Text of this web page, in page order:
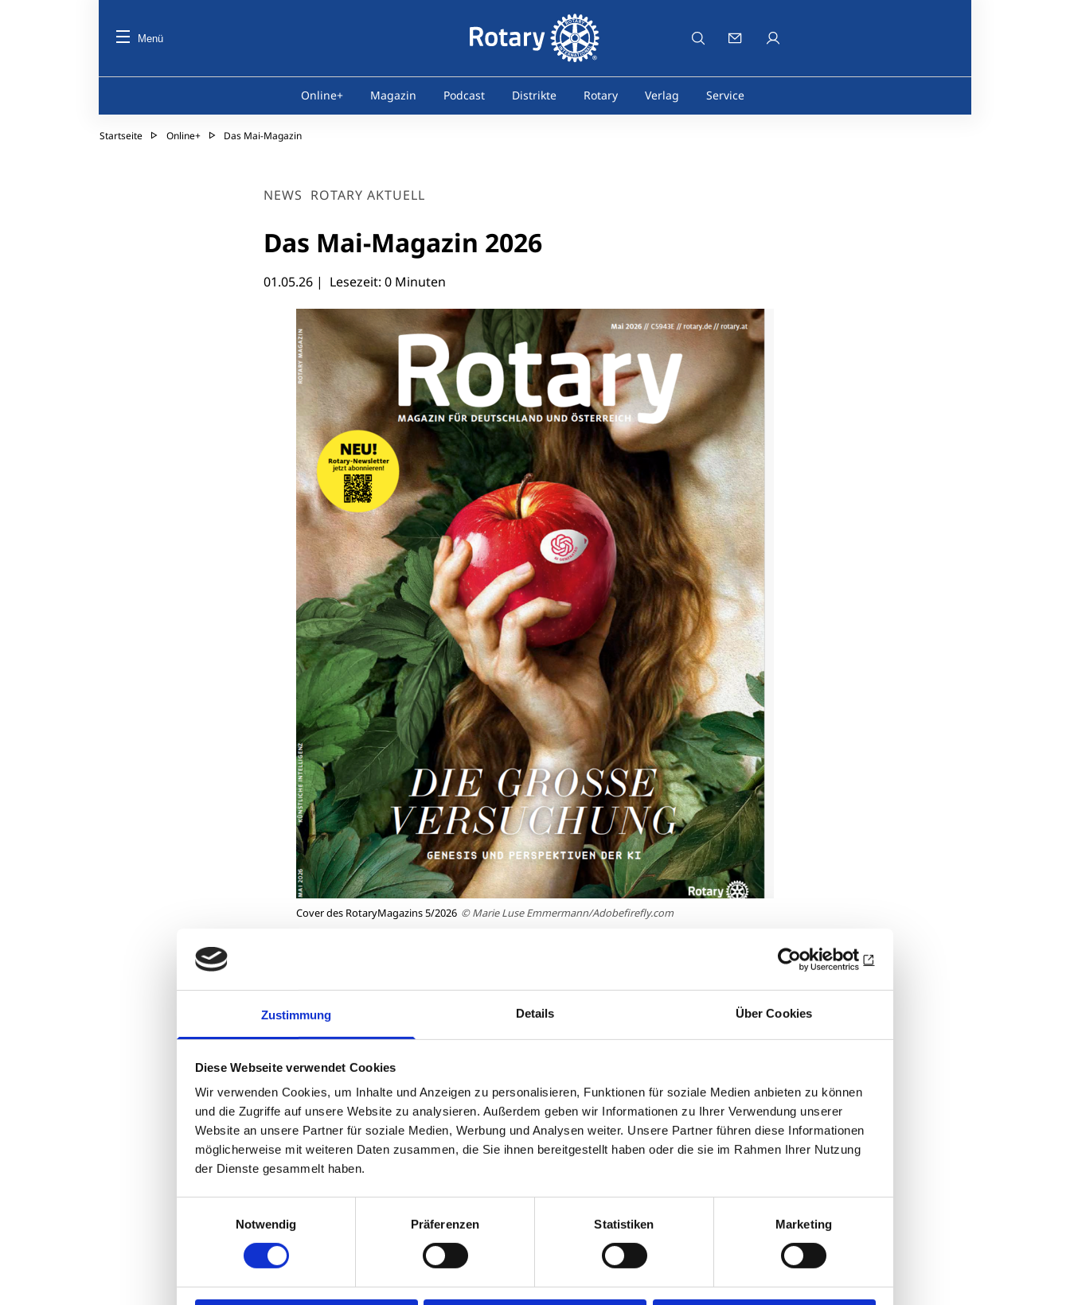
Zustimmung Details Über Cookies
Diese Webseite verwendet Cookies
Wir verwenden Cookies, um Inhalte und Anzeigen zu personalisieren, Funktionen für soziale Medien anbieten zu können
und die Zugriffe auf unsere Website zu analysieren. Außerdem geben wir Informationen zu Ihrer Verwendung unserer
Website an unsere Partner für soziale Medien, Werbung und Analysen weiter. Unsere Partner führen diese Informationen
möglicherweise mit weiteren Daten zusammen, die Sie ihnen bereitgestellt haben oder die sie im Rahmen Ihrer Nutzung
der Dienste gesammelt haben.
Notwendig
Präferenzen Statistiken Marketing
Menü
Online+ Magazin Podcast Distrikte Rotary Verlag Service
Startseite Online+ Das Mai-Magazin
NEWS ROTARY AKTUELL
Das Mai-Magazin 2026
01.05.26| Lesezeit: 0 Minuten
Cover des RotaryMagazins 5/2026 © Marie Luse Emmermann/Adobefirefly.com
Das Mai-Magazin birgt noch einen kleinen Fehler in Sachen E-Paper. Sie können das
aktuelle E-Papers daher hier lesen.
Das umfangreiche Angebot der Webseite
erreichen. Wir arbeiten schnellstmöglich an der Behebung aller Schwierigkeiten, damit
Sie künftig wie gewohnt zugreifen können.
zum e-Paper
Drucken 0